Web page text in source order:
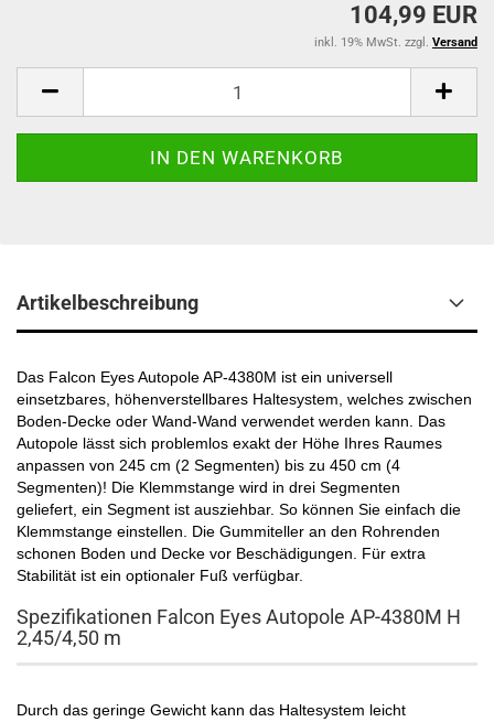
104,99 EUR
inkl. 19% MwSt. zzgl. Versand
Artikelbeschreibung
Das Falcon Eyes Autopole AP-4380M ist ein universell
einsetzbares, höhenverstellbares Haltesystem, welches zwischen
Boden-Decke oder Wand-Wand verwendet werden kann. Das
Autopole lässt sich problemlos exakt der Höhe Ihres Raumes
anpassen von 245 cm (2 Segmenten) bis zu 450 cm (4
Segmenten)! Die Klemmstange wird in drei Segmenten
geliefert, ein Segment ist ausziehbar. So können Sie einfach die
Klemmstange einstellen. Die Gummiteller an den Rohrenden
schonen Boden und Decke vor Beschädigungen. Für extra
Stabilität ist ein optionaler Fuß verfügbar.
Spezifikationen Falcon Eyes Autopole AP-4380M H
2,45/4,50 m
Durch das geringe Gewicht kann das Haltesystem leicht